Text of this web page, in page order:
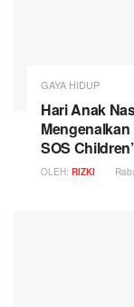
GAYA HIDUP
Hari Anak
SOS
OLEH: RIZKI